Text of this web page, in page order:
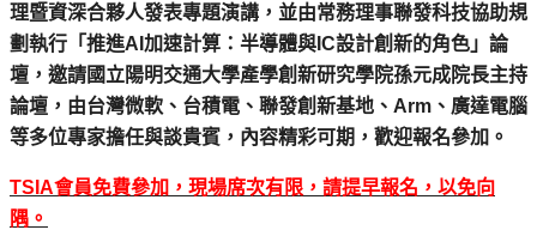
理暨資深合夥人發表專題演講，並由常務理事聯發科技協助規
劃執行「推進AI 加速計算：半導體與 IC設計創新的角色」論
壇，邀請國立陽明交通大學產學創新研究學院孫元成院長主持
論壇，由台灣微軟、台積電、聯發創新基地、 Arm 、廣達電腦
等多位專家擔任與談貴賓，內容精彩可期，歡迎報名參加。
TSIA會員免費參加，現場席次有限，請提早報名，以免向
隅。